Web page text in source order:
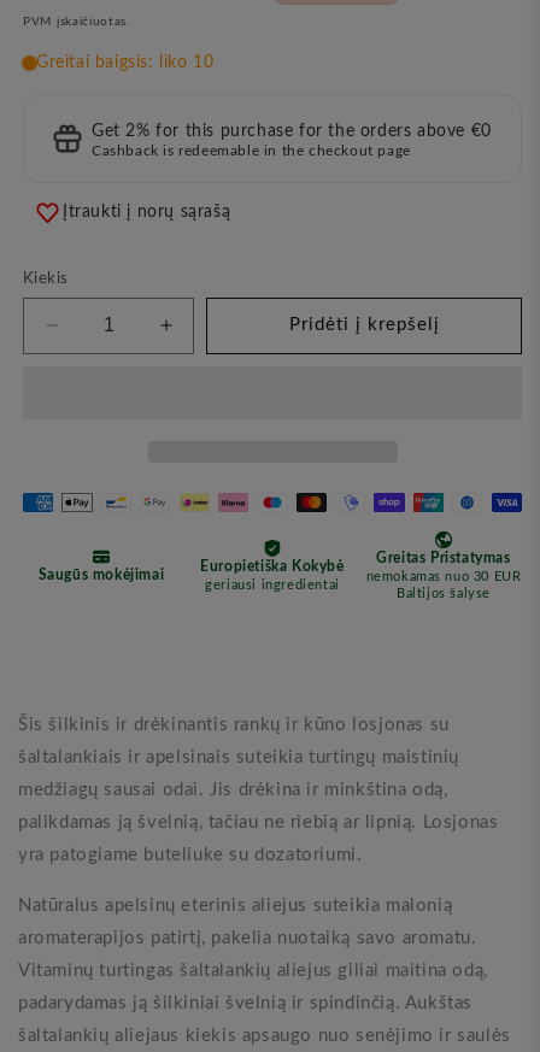
kaina
PVM įskaičiuotas.
Get 2% for this purchase for the orders above €0
Cashback is redeemable in the checkout page
Įtraukti į norų sąrašą
Kiekis
Sumažinkite
kiekį
300ml
(Nurme)
Padidinkite
kiekį
300ml
(Nurme)
Pridėti į krepšelį
Šis šilkinis ir drėkinantis rankų ir kūno losjonas su
šaltalankiais ir apelsinais suteikia turtingų maistinių
medžiagų sausai odai. Jis drėkina ir minkština odą,
palikdamas ją švelnią, tačiau ne riebią ar lipnią. Losjonas
yra patogiame buteliuke su dozatoriumi.
Natūralus apelsinų eterinis aliejus suteikia malonią
aromaterapijos patirtį, pakelia nuotaiką savo aromatu.
Vitaminų turtingas šaltalankių aliejus giliai maitina odą,
padarydamas ją šilkiniai švelnią ir spindinčią. Aukštas
šaltalankių aliejaus kiekis apsaugo nuo senėjimo ir saulės